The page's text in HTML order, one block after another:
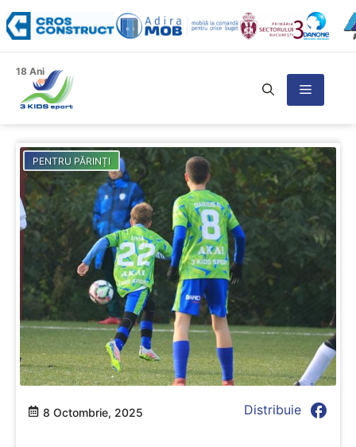
Sari
la
conținut
18 Ani
Meniu
PENTRU PĂRINȚI
8 Octombrie, 2025 Distribuie facebook